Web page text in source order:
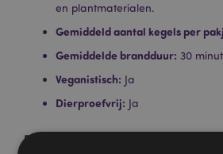
en plantmaterialen.
Gemiddeld aantal kegels per
Gemiddelde brandduur: 30
Veganistisch: Ja
Dierproefvrij: Ja
Product Bron: